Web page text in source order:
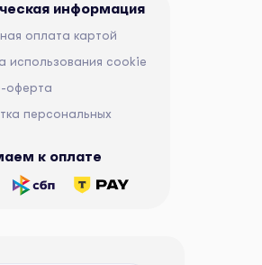
информация
оплата картой
использования cookie
оферта
персональных
к оплате